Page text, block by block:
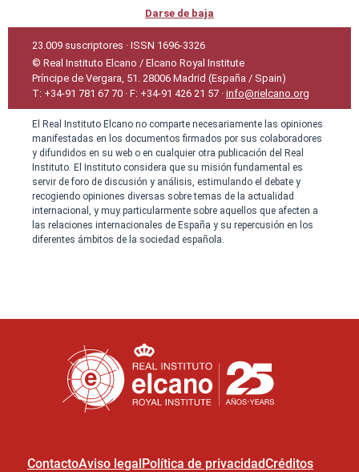
ContactoAviso legalPolítica de privacidadCréditos